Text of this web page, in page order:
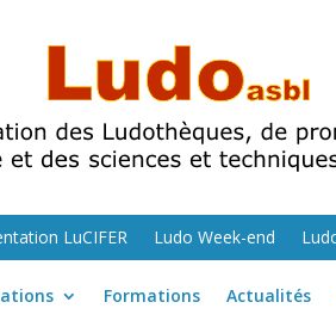
LuCIFER Ludo Week-end
Formations Actualités